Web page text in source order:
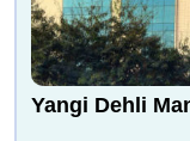
Yangi Dehli